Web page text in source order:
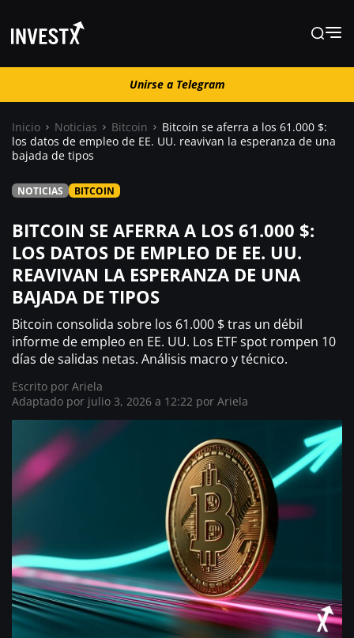
Unirse a Telegram
Noticias
Trading
¿ Dónde comprar ?
Unirse a Telegram
Inicio Noticias Bitcoin
Bitcoin se aferra a los 61.000 $:
los datos de empleo de EE. UU. reavivan la esperanza de una
bajada de tipos
NOTICIAS BITCOIN
BITCOIN SE AFERRA A LOS 61.000 $:
LOS DATOS DE EMPLEO DE EE. UU.
REAVIVAN LA ESPERANZA DE UNA
BAJADA DE TIPOS
Bitcoin consolida sobre los 61.000 $ tras un débil
informe de empleo en EE. UU. Los ETF spot rompen 10
días de salidas netas. Análisis macro y técnico.
Escrito por Ariela
Adaptado por julio 3, 2026 a 12:22 por Ariela